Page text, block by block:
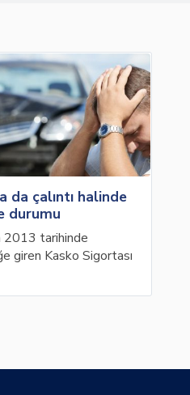
da çalıntı halinde
durumu
2013 tarihinde
giren Kasko Sigortası